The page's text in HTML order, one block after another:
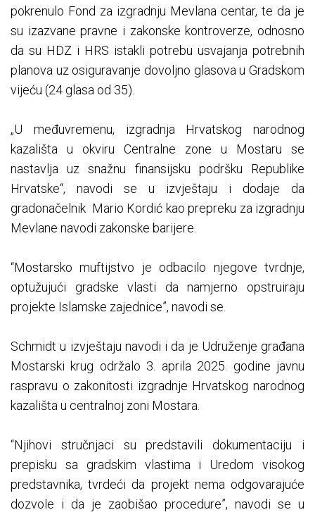
pokrenulo Fond za izgradnju Mevlana centar, te da je
su izazvane pravne i zakonske kontroverze, odnosno
da su HDZ i HRS istakli potrebu usvajanja potrebnih
planova uz osiguravanje dovoljno glasova u Gradskom
vijeću (24 glasa od 35).
„U međuvremenu, izgradnja Hrvatskog narodnog
kazališta u okviru Centralne zone u Mostaru se
nastavlja uz snažnu finansijsku podršku Republike
Hrvatske“, navodi se u izvještaju i dodaje da
gradonačelnik Mario Kordić kao prepreku za izgradnju
Mevlane navodi zakonske barijere.
“Mostarsko muftijstvo je odbacilo njegove tvrdnje,
optužujući gradske vlasti da namjerno opstruiraju
projekte Islamske zajednice”, navodi se.
Schmidt u izvještaju navodi i da je Udruženje građana
Mostarski krug održalo 3. aprila 2025. godine javnu
raspravu o zakonitosti izgradnje Hrvatskog narodnog
kazališta u centralnoj zoni Mostara.
“Njihovi stručnjaci su predstavili dokumentaciju i
prepisku sa gradskim vlastima i Uredom visokog
predstavnika, tvrdeći da projekt nema odgovarajuće
dozvole i da je zaobišao procedure”, navodi se u